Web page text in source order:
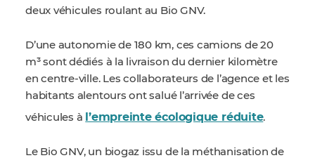
deux véhicules roulant au Bio GNV.
D’une autonomie de 180 km, ces camions de 20
m³ sont dédiés à la livraison du dernier kilomètre
en centre-ville. Les collaborateurs de l’agence et les
habitants alentours ont salué l’arrivée de ces
véhicules à l’empreinte écologique réduite.
Le Bio GNV, un biogaz issu de la méthanisation de